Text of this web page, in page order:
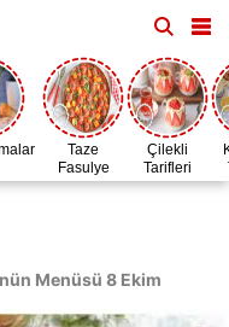
Taze
Fasulye
Zamanı
Çilekli
Tarifleri
Menüsü 8 Ekim